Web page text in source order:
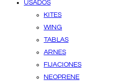
USADOS
KITES
WING
TABLAS
ARNES
FIJACIONES
NEOPRENE